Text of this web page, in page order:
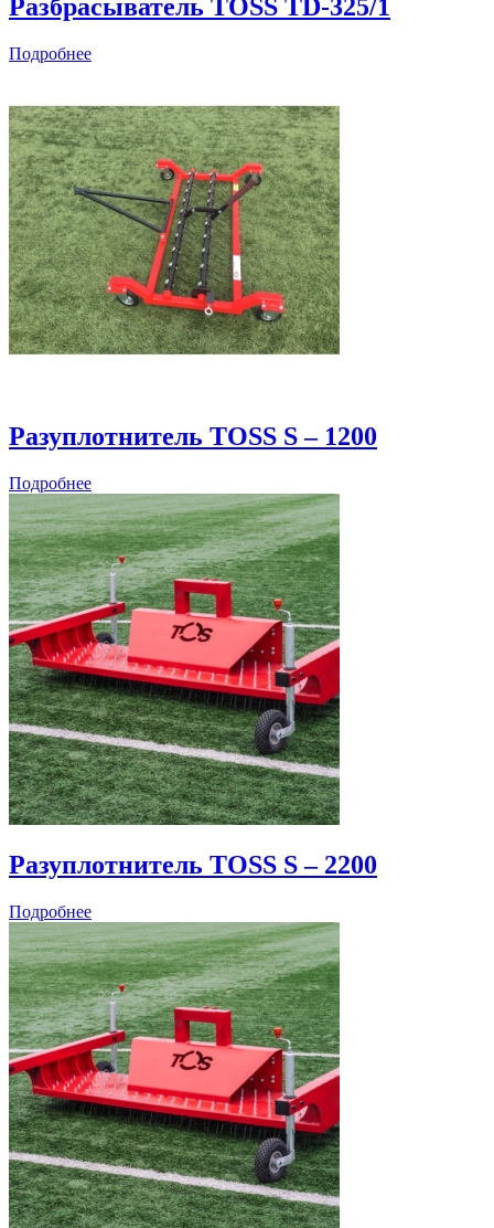
Разбрасыватель TOSS TD-325/1
Подробнее
Разуплотнитель TOSS S – 1200
Подробнее
Разуплотнитель TOSS S – 2200
Подробнее